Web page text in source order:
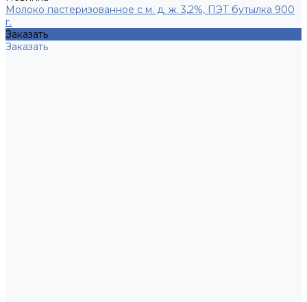
Молоко пастеризованное с м. д. ж. 3,2%, ПЭТ бутылка 900
г.
Заказать
Заказать